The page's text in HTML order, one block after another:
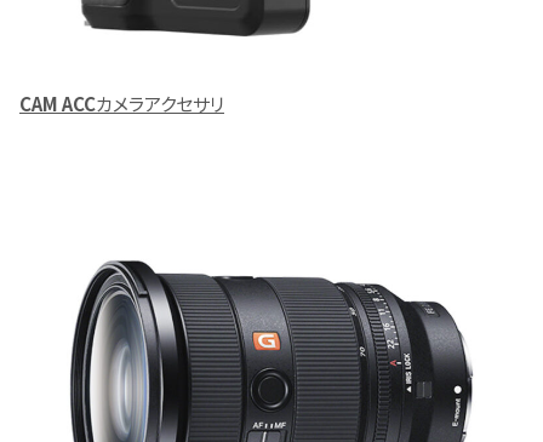
CAM ACCカメラアクセサリ